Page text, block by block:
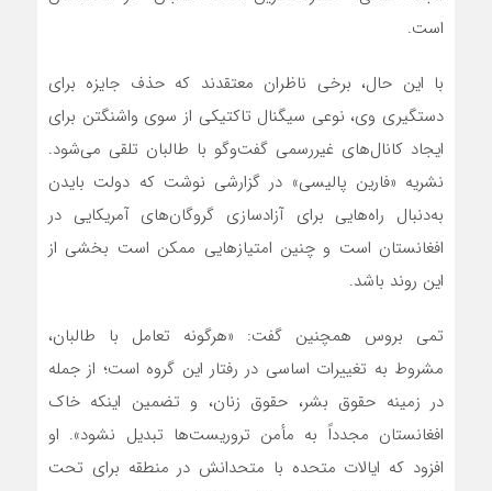
است.
با این حال، برخی ناظران معتقدند که حذف جایزه برای
دستگیری وی، نوعی سیگنال‌ تاکتیکی از سوی واشنگتن برای
ایجاد کانال‌های غیررسمی گفت‌وگو با طالبان تلقی می‌شود.
نشریه «فارین پالیسی» در گزارشی نوشت که دولت بایدن
به‌دنبال راه‌هایی برای آزادسازی گروگان‌های آمریکایی در
افغانستان است و چنین امتیازهایی ممکن است بخشی از
این روند باشد.
تمی بروس همچنین گفت: «هرگونه تعامل با طالبان،
مشروط به تغییرات اساسی در رفتار این گروه است؛ از جمله
در زمینه حقوق بشر، حقوق زنان، و تضمین اینکه خاک
افغانستان مجدداً به مأمن تروریست‌ها تبدیل نشود». او
افزود که ایالات متحده با متحدانش در منطقه برای تحت